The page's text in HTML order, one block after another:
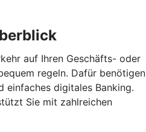
auf Ihren Geschäfts- oder
regeln. Dafür benötigen
einfaches digitales Banking.
Sie mit zahlreichen